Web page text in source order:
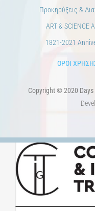
Προκηρύξεις &
ART & SCIENCE
1821-2021
ΟΡΟΙ
Copyright © 2020 Days